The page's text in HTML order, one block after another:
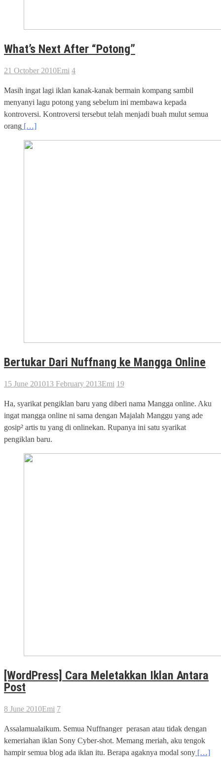
What’s Next After “Potong”
21 October 2010Emi 4
Masih ingat lagi iklan kanak-kanak bermain kompang sambil
menyanyi lagu potong yang sebelum ini membawa kepada
kontroversi. Kontroversi tersebut telah menjadi buah mulut semua
orang […]
Bertukar Dari Nuffnang ke Mangga Online
15 June 201013 February 2013Emi 19
Ha, syarikat pengiklan baru yang diberi nama Mangga online. Aku
ingat mangga online ni sama dengan Majalah Manggu yang ade
gosip² artis tu yang di onlinekan. Rupanya ini satu syarikat
pengiklan baru.
[WordPress] Cara Meletakkan Iklan Antara
Post
8 June 2010Emi 7
Assalamualaikum. Semua Nuffnanger perasan atau tidak dengan
kemeriahan iklan Sony Cyber-shot. Memang meriah, aku tengok
hampir semua blog ada iklan itu. Berapa agaknya modal sony […]